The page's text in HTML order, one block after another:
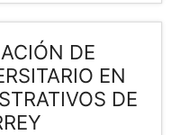
DE
EN
DE